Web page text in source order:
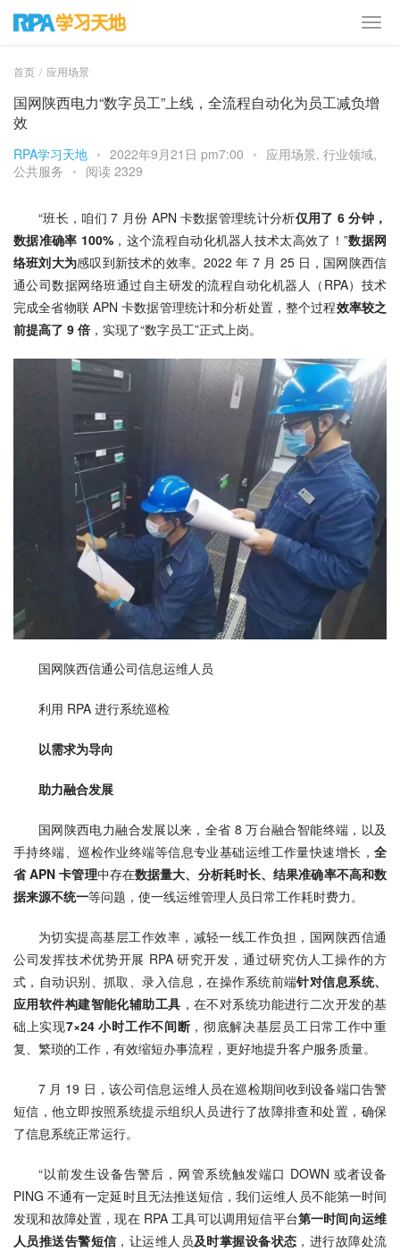
首页 应用场景
国网陕西电力“数字员工”上线，全流程自动化为员工减负增
效
RPA学习天地 • 2022年9月21日 pm7:00 • 应用场景, 行业领域,
公共服务 • 阅读 2329
“班长，咱们 7 月份 APN 卡数据管理统计分析仅用了 6 分钟，
数据准确率 100%，这个流程自动化机器人技术太高效了！”数据网
络班刘大为感叹到新技术的效率。2022 年 7 月 25 日，国网陕西信
通公司数据网络班通过自主研发的流程自动化机器人（RPA）技术
完成全省物联 APN 卡数据管理统计和分析处置，整个过程效率较之
前提高了 9 倍，实现了“数字员工”正式上岗。
国网陕西信通公司信息运维人员
利用 RPA 进行系统巡检
以需求为导向
助力融合发展
国网陕西电力融合发展以来，全省 8 万台融合智能终端，以及
手持终端、巡检作业终端等信息专业基础运维工作量快速增长， 全
省 APN 卡管理中存在数据量大、分析耗时长、结果准确率不高和数
据来源不统一等问题，使一线运维管理人员日常工作耗时费力。
为切实提高基层工作效率，减轻一线工作负担，国网陕西信通
公司发挥技术优势开展 RPA 研究开发，通过研究仿人工操作的方
式，自动识别、抓取、录入信息，在操作系统前端针对信息系统、
应用软件构建智能化辅助工具 ，在不对系统功能进行二次开发的基
础上实现7×24 小时工作不间断 ，彻底解决基层员工日常工作中重
复、繁琐的工作，有效缩短办事流程，更好地提升客户服务质量。
7 月 19 日，该公司信息运维人员在巡检期间收到设备端口告警
短信，他立即按照系统提示组织人员进行了故障排查和处置，确保
了信息系统正常运行。
“以前发生设备告警后，网管系统触发端口 DOWN 或者设备
PING 不通有一定延时且无法推送短信，我们运维人员不能第一时间
发现和故障处置，现在 RPA 工具可以调用短信平台第一时间向运维
人员推送告警短信 ，让运维人员及时掌握设备状态 ，进行故障处流